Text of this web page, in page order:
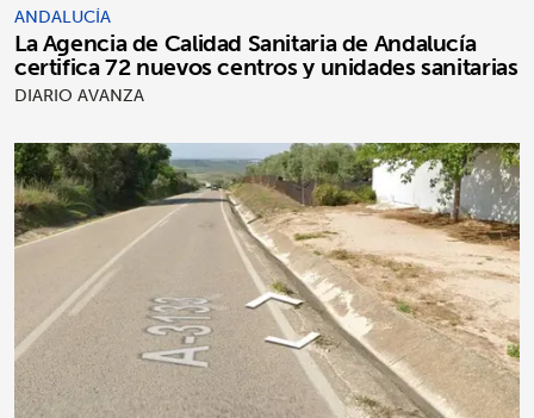
ANDALUCÍA
La Agencia de Calidad Sanitaria de Andalucía
certifica 72 nuevos centros y unidades sanitarias
DIARIO AVANZA